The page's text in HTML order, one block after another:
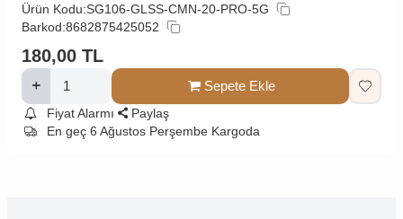
Ürün Kodu:SG106-GLSS-CMN-20-PRO-5G
Barkod:8682875425052
180,00 TL
Sepete Ekle
Fiyat Alarmı
Paylaş
En geç 6 Ağustos Perşembe Kargoda